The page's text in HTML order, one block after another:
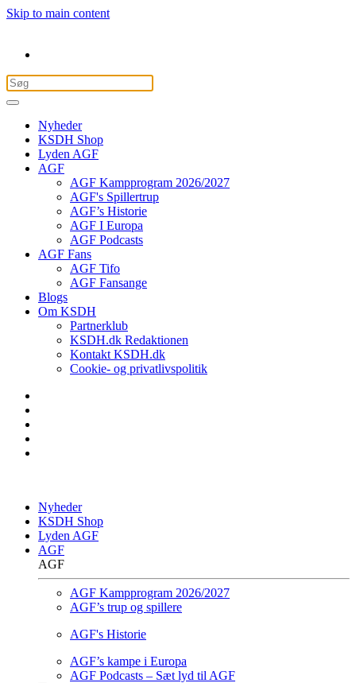
Skip to main content
Nyheder
KSDH Shop
Lyden AGF
AGF
AGF Kampprogram 2026/2027
AGF's Spillertrup
AGF’s Historie
AGF I Europa
AGF Podcasts
AGF Fans
AGF Tifo
AGF Fansange
Blogs
Om KSDH
Partnerklub
KSDH.dk Redaktionen
Kontakt KSDH.dk
Cookie- og privatlivspolitik
Nyheder
KSDH Shop
Lyden AGF
AGF
AGF
AGF Kampprogram 2026/2027
AGF’s trup og spillere
AGF's Historie
AGF’s kampe i Europa
AGF Podcasts – Sæt lyd til AGF